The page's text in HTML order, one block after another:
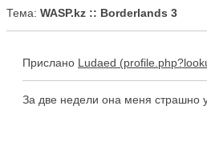
Тема: WASP.kz :: Borderlands 3
Прислано Ludaed
За две недели она меня страшно